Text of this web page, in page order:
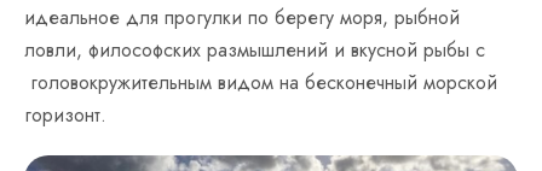
идеальное для прогулки по берегу моря, рыбной
ловли, философских размышлений и вкусной рыбы с
головокружительным видом на бесконечный морской
горизонт.